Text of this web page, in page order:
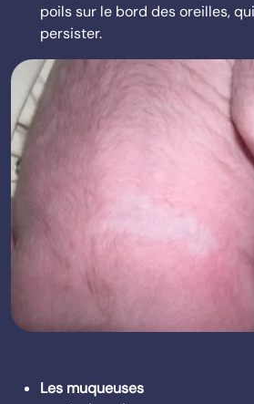
poils sur le bord des oreilles,
persister.
Les muqueuses